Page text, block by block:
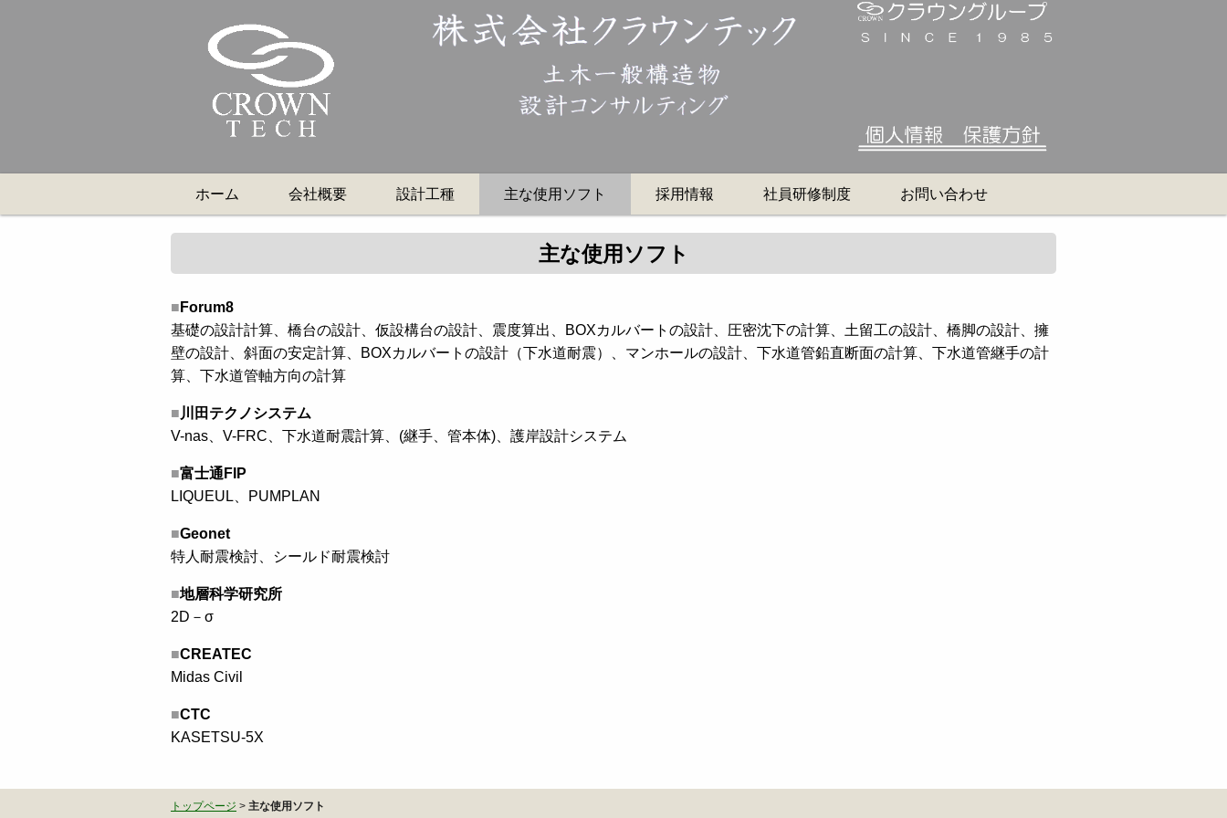
ホーム 会社概要 設計工種 主な使用ソフト 採用情報 社員研修制度 お問い合わせ
主な使用ソフト
■ Forum8
基礎の設計計算、橋台の設計、仮設構台の設計、震度算出、BOXカルバートの設計、圧密沈下の計算、土留工の設計、橋脚の設計、擁
壁の設計、斜面の安定計算、BOXカルバートの設計（下水道耐震）、マンホールの設計、下水道管鉛直断面の計算、下水道管継手の計
算、下水道管軸方向の計算
■ 川田テクノシステム
V-nas、V-FRC、下水道耐震計算、(継手、管本体)、護岸設計システム
■富士通FIP
LIQUEUL、PUMPLAN
■Geonet
特人耐震検討、シールド耐震検討
■地層科学研究所
2D－σ
■CREATEC
Midas Civil
■CTC
KASETSU-5X
トップページ > 主な使用ソフト